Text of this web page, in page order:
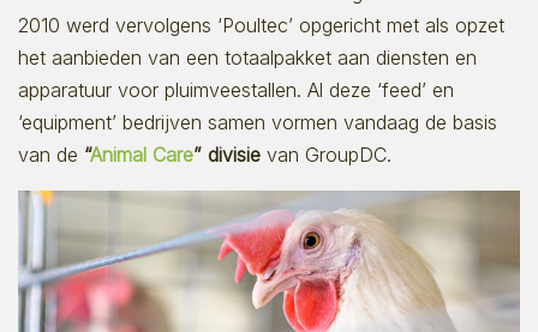
2010 werd vervolgens ‘Poultec’ opgericht met als opzet
het aanbieden van een totaalpakket aan diensten en
apparatuur voor pluimveestallen. Al deze ‘feed’ en
‘equipment’ bedrijven samen vormen vandaag de basis
van de “Animal Care” divisie van GroupDC.